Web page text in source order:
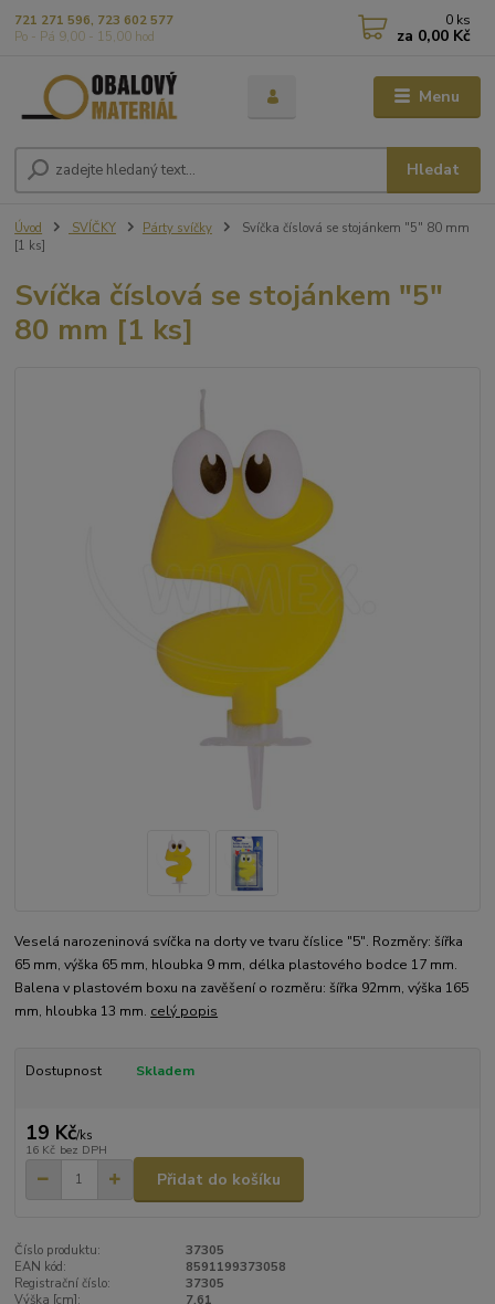
Menu
Hledat
721 271 596, 723 602 577
Po - Pá 9,00 - 15,00 hod
0 ks
za 0,00 Kč
Úvod SVÍČKY Párty svíčky
Svíčka číslová se stojánkem "5" 80 mm
[1 ks]
Svíčka číslová se stojánkem "5"
80 mm [1 ks]
Veselá narozeninová svíčka na dorty ve tvaru číslice "5". Rozměry: šířka
65 mm, výška 65 mm, hloubka 9 mm, délka plastového bodce 17 mm.
Balena v plastovém boxu na zavěšení o rozměru: šířka 92mm, výška 165
mm, hloubka 13 mm. celý popis
Dostupnost Skladem
19 Kč/ks
16 Kč bez DPH
Přidat do košíku
Číslo produktu:
37305
EAN kód:
8591199373058
Registrační číslo:
37305
Výška [cm]:
7,61